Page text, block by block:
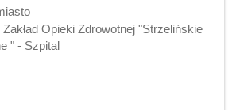
Opieki Zdrowotnej "Strzelińskie
" - Szpital